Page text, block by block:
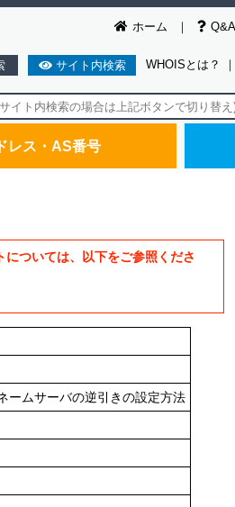
ホーム Q&A
サイト内検索 WHOISとは？ ｜
レス・AS番号
ついては、以下をご参照くださ
ームサーバの逆引きの設定方法